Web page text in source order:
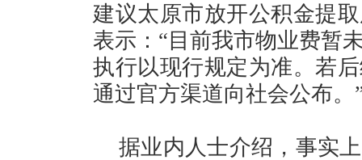
建议太原市放开公积金提
表示：“目前我市物业费暂
执行以现行规定为准。若
通过官方渠道向社会公布。
据业内人士介绍，事实